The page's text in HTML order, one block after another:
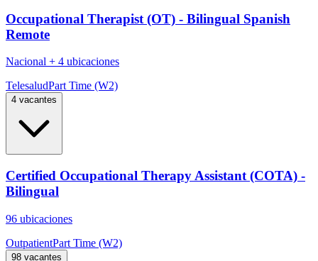
Occupational Therapist (OT) - Bilingual Spanish
Remote
Nacional + 4 ubicaciones
TelesaludPart Time (W2)
4 vacantes
Certified Occupational Therapy Assistant (COTA) -
Bilingual
96 ubicaciones
OutpatientPart Time (W2)
98 vacantes